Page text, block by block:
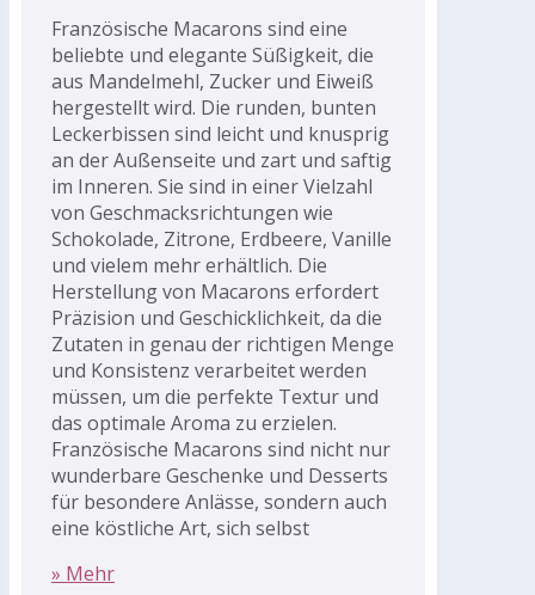
Französische Macarons sind eine
beliebte und elegante Süßigkeit, die
aus Mandelmehl, Zucker und Eiweiß
hergestellt wird. Die runden, bunten
Leckerbissen sind leicht und knusprig
an der Außenseite und zart und saftig
im Inneren. Sie sind in einer Vielzahl
von Geschmacksrichtungen wie
Schokolade, Zitrone, Erdbeere, Vanille
und vielem mehr erhältlich. Die
Herstellung von Macarons erfordert
Präzision und Geschicklichkeit, da die
Zutaten in genau der richtigen Menge
und Konsistenz verarbeitet werden
müssen, um die perfekte Textur und
das optimale Aroma zu erzielen.
Französische Macarons sind nicht nur
wunderbare Geschenke und Desserts
für besondere Anlässe, sondern auch
eine köstliche Art, sich selbst
» Mehr